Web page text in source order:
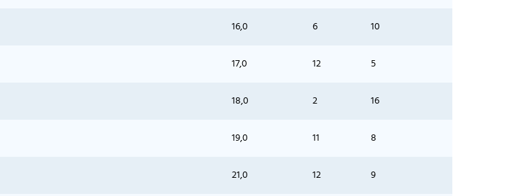
16,0 6 10
17,0 12 5
18,0 2 16
19,0 11 8
21,0 12 9